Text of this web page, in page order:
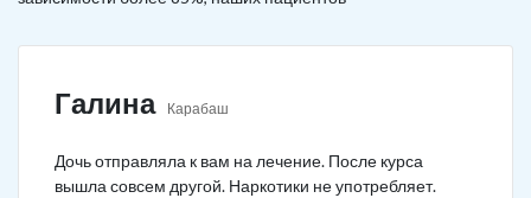
Галина Карабаш
Дочь отправляла к вам на лечение. После курса
вышла совсем другой. Наркотики не употребляет.